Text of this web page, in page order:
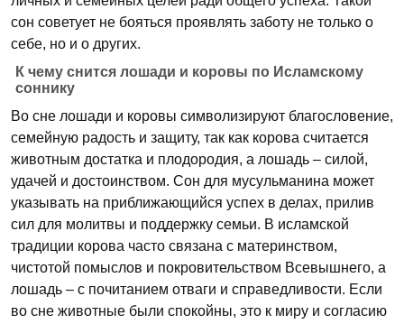
сон советует не бояться проявлять заботу не только о
себе, но и о других.
К чему снится лошади и коровы по Исламскому
соннику
Во сне лошади и коровы символизируют благословение,
семейную радость и защиту, так как корова считается
животным достатка и плодородия, а лошадь – силой,
удачей и достоинством. Сон для мусульманина может
указывать на приближающийся успех в делах, прилив
сил для молитвы и поддержку семьи. В исламской
традиции корова часто связана с материнством,
чистотой помыслов и покровительством Всевышнего, а
лошадь – с почитанием отваги и справедливости. Если
во сне животные были спокойны, это к миру и согласию